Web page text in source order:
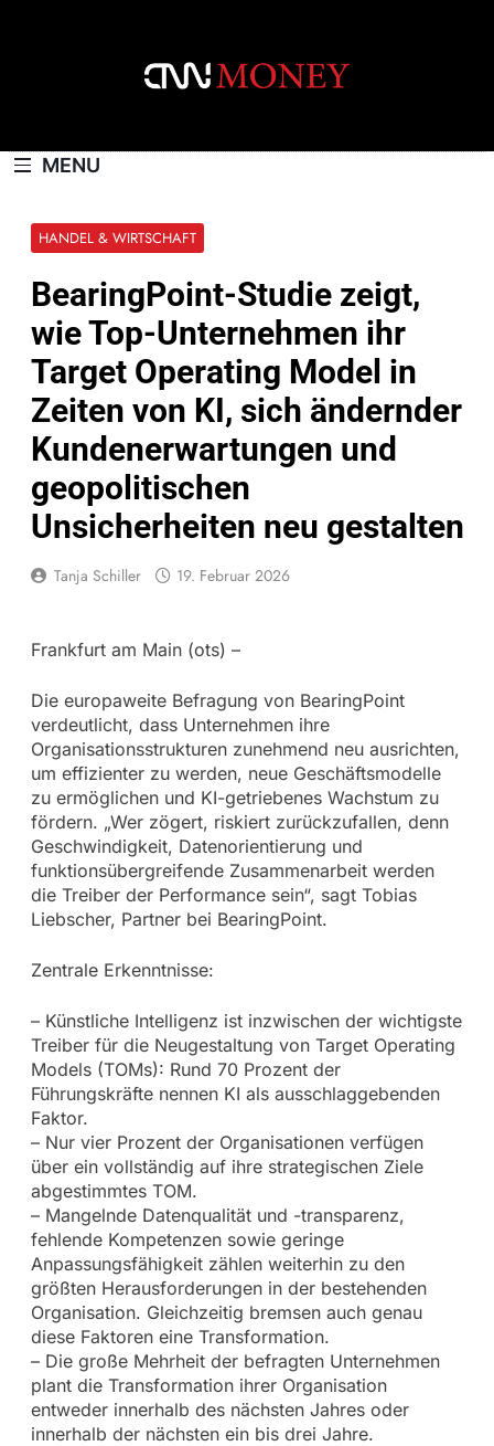
MENU
HANDEL & WIRTSCHAFT
BearingPoint-Studie zeigt,
wie Top-Unternehmen ihr
Target Operating Model in
Zeiten von KI, sich ändernder
Kundenerwartungen und
geopolitischen
Unsicherheiten neu gestalten
Tanja Schiller 19. Februar 2026
Frankfurt am Main (ots) –
Die europaweite Befragung von BearingPoint
verdeutlicht, dass Unternehmen ihre
Organisationsstrukturen zunehmend neu ausrichten,
um effizienter zu werden, neue Geschäftsmodelle
zu ermöglichen und KI-getriebenes Wachstum zu
fördern. „Wer zögert, riskiert zurückzufallen, denn
Geschwindigkeit, Datenorientierung und
funktionsübergreifende Zusammenarbeit werden
die Treiber der Performance sein“, sagt Tobias
Liebscher, Partner bei BearingPoint.
Zentrale Erkenntnisse:
– Künstliche Intelligenz ist inzwischen der wichtigste
Treiber für die Neugestaltung von Target Operating
Models (TOMs): Rund 70 Prozent der
Führungskräfte nennen KI als ausschlaggebenden
Faktor.
– Nur vier Prozent der Organisationen verfügen
über ein vollständig auf ihre strategischen Ziele
abgestimmtes TOM.
– Mangelnde Datenqualität und -transparenz,
fehlende Kompetenzen sowie geringe
Anpassungsfähigkeit zählen weiterhin zu den
größten Herausforderungen in der bestehenden
Organisation. Gleichzeitig bremsen auch genau
diese Faktoren eine Transformation.
– Die große Mehrheit der befragten Unternehmen
plant die Transformation ihrer Organisation
entweder innerhalb des nächsten Jahres oder
innerhalb der nächsten ein bis drei Jahre.